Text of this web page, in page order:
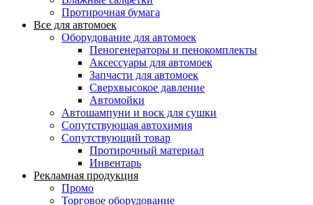
Протирочная бумага
Все для автомоек
Оборудование для автомоек
Пеногенераторы и пенокомплекты
Аксессуары для автомоек
Запчасти для автомоек
Сверхвысокое давление
Автомойки
Автошампуни и воск для сушки
Сопутствующая автохимия
Сопутствующий товар
Протирочный материал
Инвентарь
Рекламная продукция
Промо
Торговое оборудование